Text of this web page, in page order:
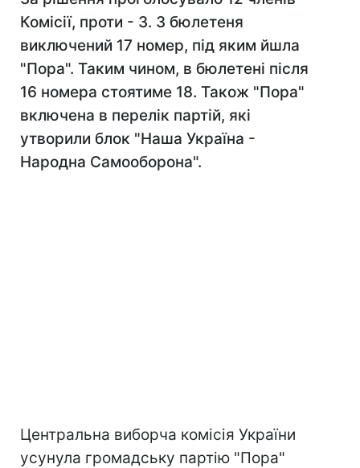
Комісії, проти - 3. З бюлетеня
виключений 17 номер, під яким йшла
"Пора". Таким чином, в бюлетені після
16 номера стоятиме 18. Також "Пора"
включена в перелік партій, які
утворили блок "Наша Україна -
Народна Самооборона".
Центральна виборча комісія України
усунула громадську партію "Пора"